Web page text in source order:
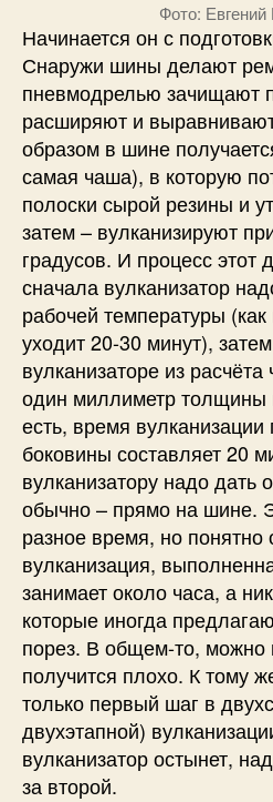
Фото:
Начинается он с
Снаружи шины делают
пневмодрелью зачищают
расширяют и
образом в шине
самая чаша), в которую
полоски сырой резины и
затем – вулканизируют
градусов. И процесс этот
сначала вулканизатор
рабочей температуры
уходит 20-30 минут),
вулканизаторе из
один миллиметр толщины
есть, время
боковины составляет 20
вулканизатору надо дать
обычно – прямо на шине.
разное время, но
вулканизация,
занимает около часа, а
которые иногда
порез. В общем-то, можно
получится плохо. К тому
только первый шаг в
двухэтапной)
вулканизатор остынет,
за второй.